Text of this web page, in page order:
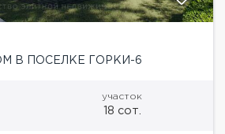
В ПОСЕЛКЕ ГОРКИ-6
участок
18 сот.